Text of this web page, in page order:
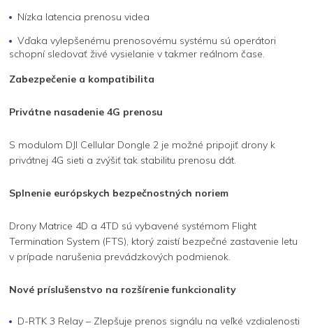
Nízka latencia prenosu videa
Vďaka vylepšenému prenosovému systému sú operátori
schopní sledovať živé vysielanie v takmer reálnom čase.
Zabezpečenie a kompatibilita
Privátne nasadenie 4G prenosu
S modulom DJI Cellular Dongle 2 je možné pripojiť drony k
privátnej 4G sieti a zvýšiť tak stabilitu prenosu dát.
Splnenie európskych bezpečnostných noriem
Drony Matrice 4D a 4TD sú vybavené systémom Flight
Termination System (FTS), ktorý zaistí bezpečné zastavenie letu
v prípade narušenia prevádzkových podmienok.
Nové príslušenstvo na rozšírenie funkcionality
D-RTK 3 Relay – Zlepšuje prenos signálu na veľké vzdialenosti